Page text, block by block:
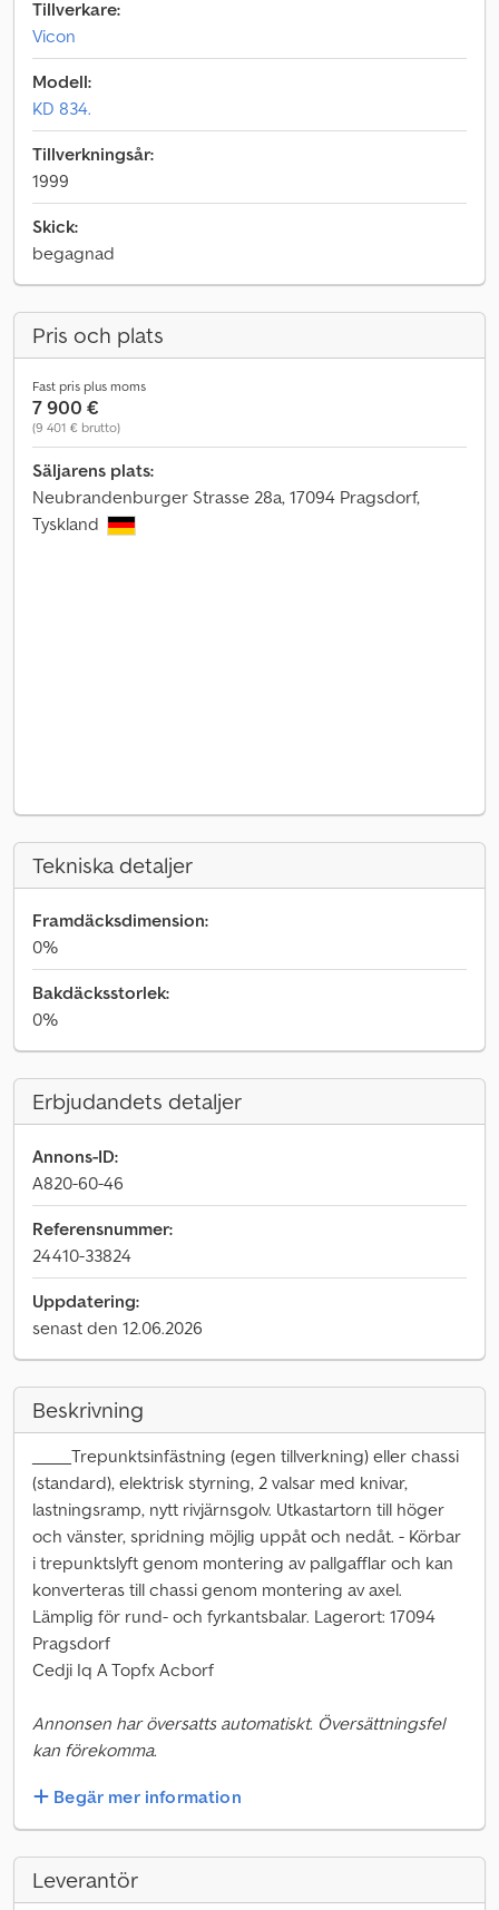
Tillverkare:
Vicon
Modell:
KD 834.
Tillverkningsår:
1999
Skick:
begagnad
Pris och plats
Fast pris plus moms
7 900 €
(9 401 € brutto)
Säljarens plats:
Neubrandenburger Strasse 28a, 17094 Pragsdorf,
Tyskland
Tekniska detaljer
Framdäcksdimension:
0%
Bakdäcksstorlek:
0%
Erbjudandets detaljer
Annons-ID:
A820-60-46
Referensnummer:
24410-33824
Uppdatering:
senast den 12.06.2026
Beskrivning
_____Trepunktsinfästning (egen tillverkning) eller chassi
(standard), elektrisk styrning, 2 valsar med knivar,
lastningsramp, nytt rivjärnsgolv. Utkastartorn till höger
och vänster, spridning möjlig uppåt och nedåt. - Körbar
i trepunktslyft genom montering av pallgafflar och kan
konverteras till chassi genom montering av axel.
Lämplig för rund- och fyrkantsbalar. Lagerort: 17094
Pragsdorf
Cedji Iq A Topfx Acborf
Annonsen har översatts automatiskt. Översättningsfel
kan förekomma.
Begär mer information
Leverantör